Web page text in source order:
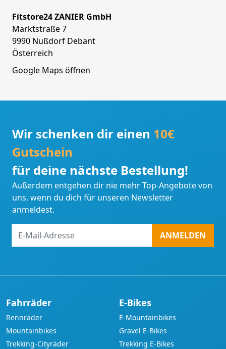
Fitstore24 ZANIER GmbH
Marktstraße 7
9990 Nußdorf Debant
Österreich
Google Maps öffnen
Wir schenken dir einen 10€
Gutschein
für deine nächste Bestellung!
Außerdem entgehen dir nie mehr Top-Angebote von
uns, wenn du dich für unseren Newsletter
anmeldest.
Mail-
ANMELDEN
Fahrräder
Rennräder
Mountainbikes
Trekking-Cityräder
E-Bikes
E-Mountainbikes
Gravel E-Bikes
Trekking E-Bikes